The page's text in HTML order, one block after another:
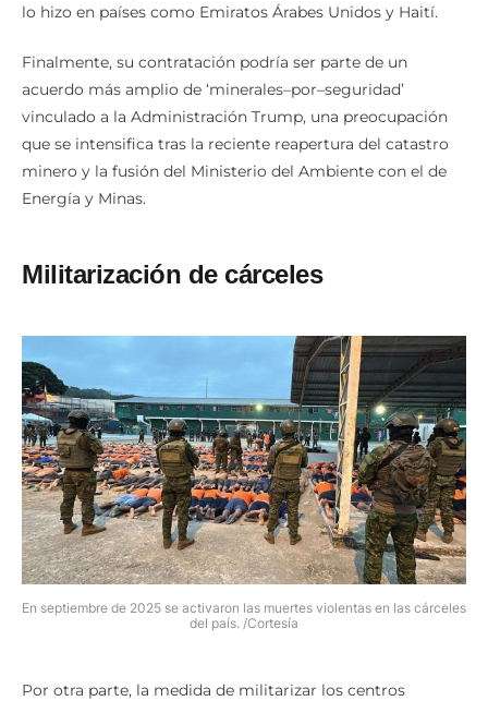
lo hizo en países como Emiratos Árabes Unidos y Haití.
Finalmente, su contratación podría ser parte de un
acuerdo más amplio de ‘minerales–por–seguridad’
vinculado a la Administración Trump, una preocupación
que se intensifica tras la reciente reapertura del catastro
minero y la fusión del Ministerio del Ambiente con el de
Energía y Minas.
Militarización de cárceles
En septiembre de 2025 se activaron las muertes violentas en las cárceles
del país. /Cortesía
Por otra parte, la medida de militarizar los centros